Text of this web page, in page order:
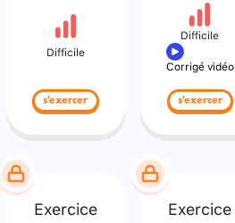
Difficile
s'exercer
Difficile
Corrigé vidéo
s'exercer
Exercice Exercice